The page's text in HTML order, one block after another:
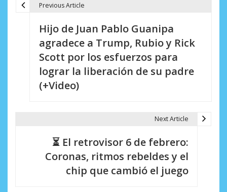
Previous Article
Hijo de Juan Pablo Guanipa
agradece a Trump, Rubio y Rick
Scott por los esfuerzos para
lograr la liberación de su padre
(+Video)
Next Article
⏳ El retrovisor 6 de febrero:
Coronas, ritmos rebeldes y el
chip que cambió el juego